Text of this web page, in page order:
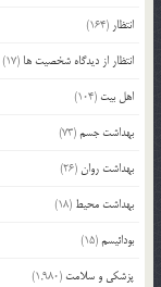
انتظار (164)
انتظار از دیدگاه شخصیت ها (17)
اهل بیت (104)
بهداشت جسم(73)
بهداشت روان(26)
بهداشت محیط (18)
بودائیسم(15)
پزشکی و سلامت (1,980)